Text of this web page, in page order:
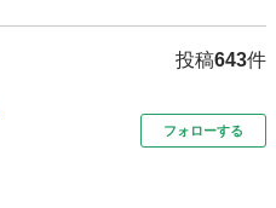
投稿643件
フォローする